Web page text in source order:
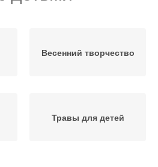
Весенний творчество
Травы для детей